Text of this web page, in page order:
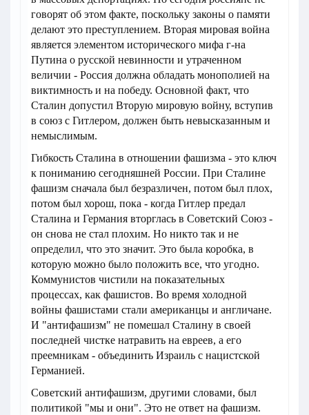
говорят об этом факте, поскольку законы о памяти
делают это преступлением. Вторая мировая война
является элементом исторического мифа г-на
Путина о русской невинности и утраченном
величии - Россия должна обладать монополией на
виктимность и на победу. Основной факт, что
Сталин допустил Вторую мировую войну, вступив
в союз с Гитлером, должен быть невысказанным и
немыслимым.
Гибкость Сталина в отношении фашизма - это ключ
к пониманию сегодняшней России. При Сталине
фашизм сначала был безразличен, потом был плох,
потом был хорош, пока - когда Гитлер предал
Сталина и Германия вторглась в Советский Союз -
он снова не стал плохим. Но никто так и не
определил, что это значит. Это была коробка, в
которую можно было положить все, что угодно.
Коммунистов чистили на показательных
процессах, как фашистов. Во время холодной
войны фашистами стали американцы и англичане.
И "антифашизм" не помешал Сталину в своей
последней чистке натравить на евреев, а его
преемникам - объединить Израиль с нацистской
Германией.
Советский антифашизм, другими словами, был
политикой "мы и они". Это не ответ на фашизм.